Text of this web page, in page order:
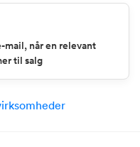
mail, når en relevant
til salg